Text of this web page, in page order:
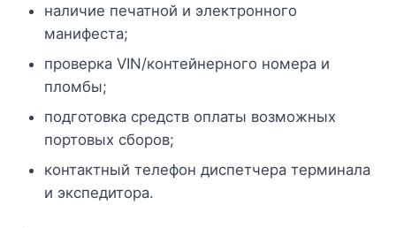
наличие печатной и электронного
манифеста;
проверка VIN/контейнерного номера и
пломбы;
подготовка средств оплаты возможных
портовых сборов;
контактный телефон диспетчера терминала
и экспедитора.